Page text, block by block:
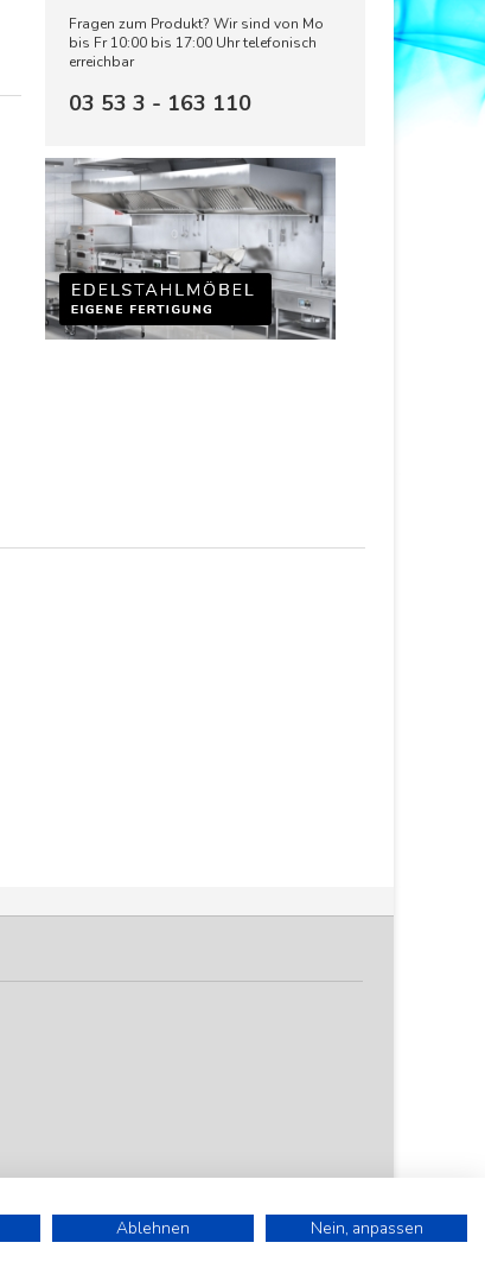
Fragen zum Produkt? Wir sind von Mo
bis Fr 10:00 bis 17:00 Uhr telefonisch
erreichbar
03 53 3 - 163 110
sind Stückpreise und
Ablehnen Nein, anpassen